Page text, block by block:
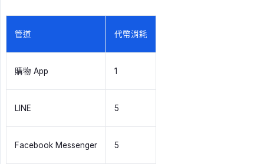
管道 代幣消耗
購物 App 1
LINE 5
Facebook Messenger 5